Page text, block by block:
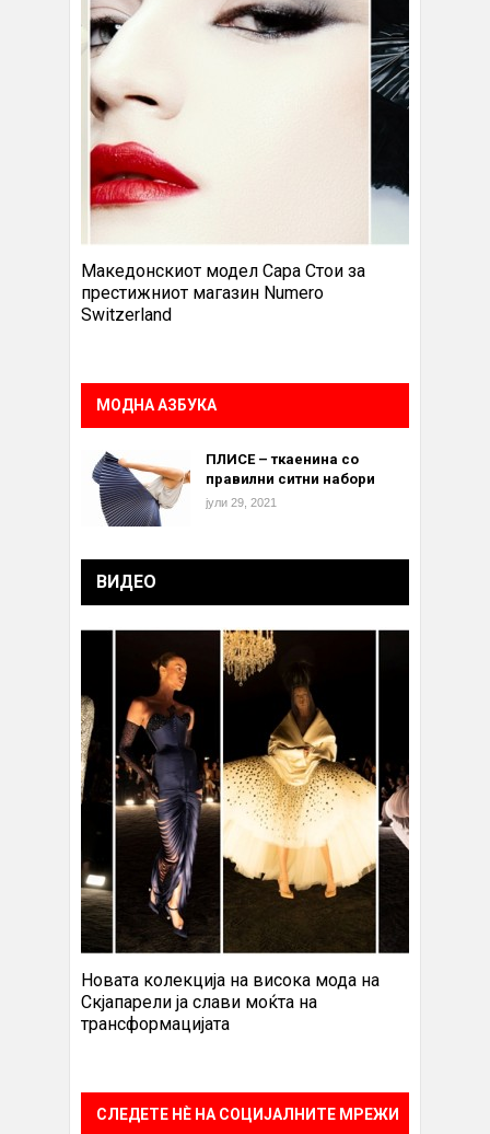
Македонскиот модел Сара Стои за
престижниот магазин Numero
Switzerland
МОДНА АЗБУКА
ПЛИСЕ – ткаенина со
правилни ситни набори
јули 29, 2021
ВИДЕО
Новата колекција на висока мода на
Скјапарели ја слави моќта на
трансформацијата
СЛЕДЕТЕ НÈ НА СОЦИЈАЛНИТЕ МРЕЖИ